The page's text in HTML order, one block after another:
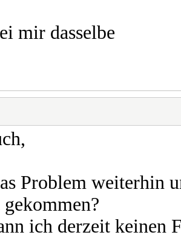
mir dasselbe
Problem weiterhin
ich derzeit keinen